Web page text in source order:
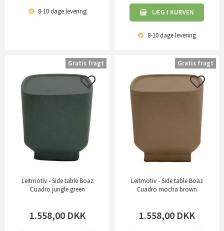
8-10 dagelevering LÆG I KURVEN
8-10 dagelevering
Leitmotiv - Side table Boaz
Cuadro jungle green
1.558,00 DKK
Gratis fragt
Leitmotiv - Side table Boaz
Cuadro mocha brown
1.558,00 DKK
Gratis fragt